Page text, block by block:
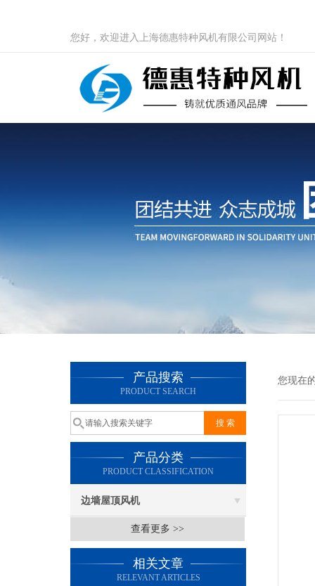
您好，欢迎进入上海德惠特种风机有限公司网站！
产品搜索
PRODUCT SEARCH
产品分类
PRODUCT CLASSIFICATION
边墙屋顶风机
查看更多 >>
相关文章
RELEVANT ARTICLES
您现在